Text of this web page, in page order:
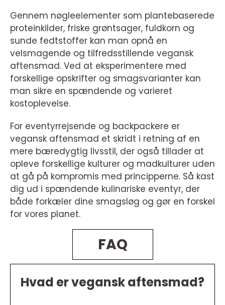
Gennem nøgleelementer som plantebaserede
proteinkilder, friske grøntsager, fuldkorn og
sunde fedtstoffer kan man opnå en
velsmagende og tilfredsstillende vegansk
aftensmad. Ved at eksperimentere med
forskellige opskrifter og smagsvarianter kan
man sikre en spændende og varieret
kostoplevelse.
For eventyrrejsende og backpackere er
vegansk aftensmad et skridt i retning af en
mere bæredygtig livsstil, der også tillader at
opleve forskellige kulturer og madkulturer uden
at gå på kompromis med principperne. Så kast
dig ud i spændende kulinariske eventyr, der
både forkæler dine smagsløg og gør en forskel
for vores planet.
FAQ
Hvad er vegansk aftensmad?